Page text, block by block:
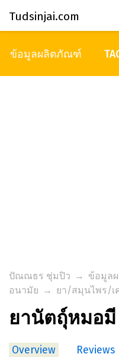
Tudsinjai.com
ข้อมูลผลิตภัณฑ์
ปัณณธร ชุ่มปิว → ข้อมูล
อนามัย → ยา/สมุนไพร/เ
ยานัตถุ์หมอมี
Overview Reviews